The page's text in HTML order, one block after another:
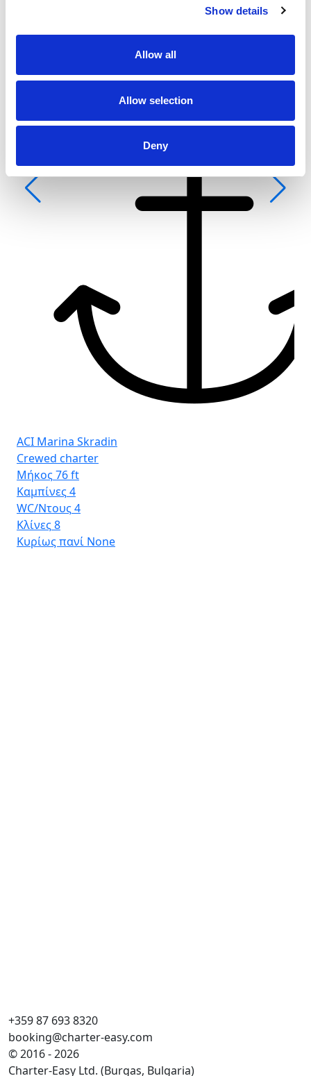
Show details
Allow all
Allow selection
Deny
ACI Marina Skradin
Crewed charter
Μήκος76 ft
Καμπίνες4
WC/Ντους4
Κλίνες8
Κυρίως πανί None
+359 87 693 8320
booking@charter-easy.com
© 2016 - 2026
Charter-Easy Ltd. (Burgas, Bulgaria)